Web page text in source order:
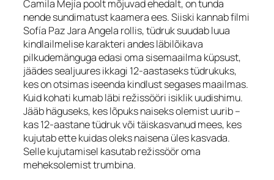
Camila Mejía poolt mõjuvad ehedalt, on tunda
nende sundimatust kaamera ees. Siiski kannab filmi
Sofía Paz Jara Angela rollis, tüdruk suudab luua
kindlailmelise karakteri andes läbilõikava
pilkudemänguga edasi oma sisemaailma küpsust,
jäädes sealjuures ikkagi 12-aastaseks tüdrukuks,
kes on otsimas iseenda kindlust segases maailmas.
Kuid kohati kumab läbi režissööri isiklik uudishimu.
Jääb häguseks, kes lõpuks naiseks olemist uurib –
kas 12-aastane tüdruk või täiskasvanud mees, kes
kujutab ette kuidas oleks naisena üles kasvada.
Selle kujutamisel kasutab režissöör oma
meheksolemist trumbina.